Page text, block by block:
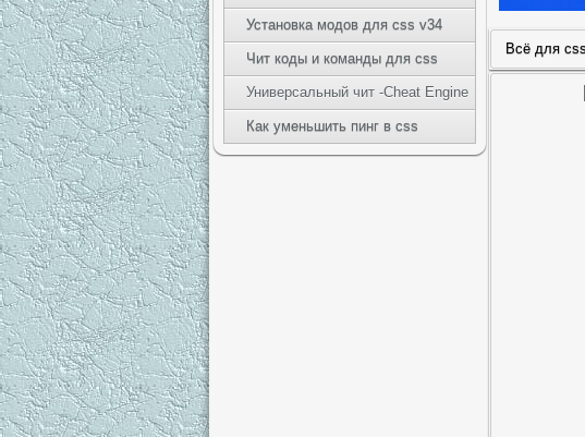
Всё для css
Установка модов для css v34
Чит коды и команды для css
Универсальный чит -Cheat Engine
Как уменьшить пинг в css